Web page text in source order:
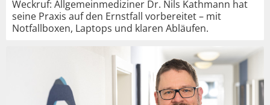
Weckruf: Allgemeinmediziner Dr. Nils Kathmann hat
seine Praxis auf den Ernstfall vorbereitet – mit
Notfallboxen, Laptops und klaren Abläufen.